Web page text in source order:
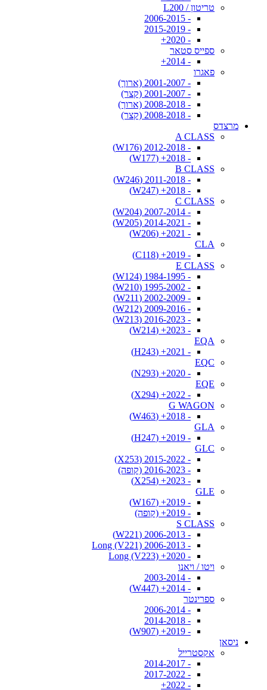
טריטון / L200
- 2006-2015
- 2015-2019
- 2020+
ספייס סטאר
- 2014+
פאגרו
- 2001-2007 (ארוך)
- 2001-2007 (קצר)
- 2008-2018 (ארוך)
- 2008-2018 (קצר)
מרצדס
A CLASS
- 2012-2018 (W176)
- 2018+ (W177)
B CLASS
- 2011-2018 (W246)
- 2018+ (W247)
C CLASS
- 2007-2014 (W204)
- 2014-2021 (W205)
- 2021+ (W206)
CLA
- 2019+ (C118)
E CLASS
- 1984-1995 (W124)
- 1995-2002 (W210)
- 2002-2009 (W211)
- 2009-2016 (W212)
- 2016-2023 (W213)
- 2023+ (W214)
EQA
- 2021+ (H243)
EQC
- 2020+ (N293)
EQE
- 2022+ (X294)
G WAGON
- 2018+ (W463)
GLA
- 2019+ (H247)
GLC
- 2015-2022 (X253)
- 2016-2023 (קופה)
- 2023+ (X254)
GLE
- 2019+ (W167)
- 2019+ (קופה)
S CLASS
- 2006-2013 (W221)
- 2006-2013 Long (V221)
- 2020+ Long (V223)
ויטו / ויאנו
- 2003-2014
- 2014+ (W447)
ספרינטר
- 2006-2014
- 2014-2018
- 2019+ (W907)
ניסאן
אקסטרייל
- 2014-2017
- 2017-2022
- 2022+